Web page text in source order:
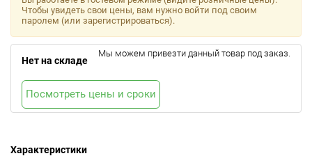
Характеристики
Чтобы увидеть свои цены, вам нужно войти под своим
паролем (или зарегистрироваться).
Нет на складе
Мы можем привезти данный товар под заказ.
Посмотреть цены и сроки